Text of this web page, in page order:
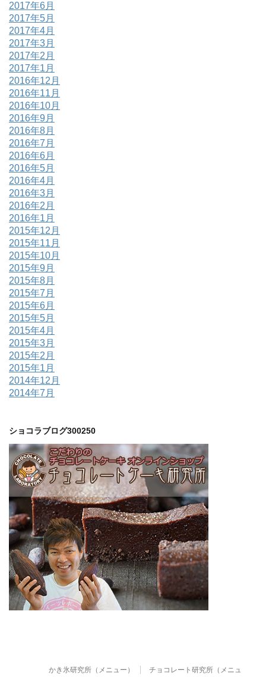
2017年6月
2017年5月
2017年4月
2017年3月
2017年2月
2017年1月
2016年12月
2016年11月
2016年10月
2016年9月
2016年8月
2016年7月
2016年6月
2016年5月
2016年4月
2016年3月
2016年2月
2016年1月
2015年12月
2015年11月
2015年10月
2015年9月
2015年8月
2015年7月
2015年6月
2015年5月
2015年4月
2015年3月
2015年2月
2015年1月
2014年12月
2014年7月
ショコラブログ300250
かき氷研究所（メニュー） チョコレート研究所（メニュ